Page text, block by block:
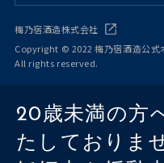
梅乃宿酒造株式会社
Copyright © 2022 梅乃宿酒造公式
All rights reserved.
20歳未満の方
たしておりま